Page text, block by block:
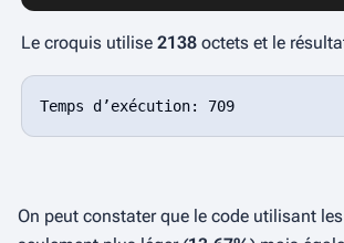
Le croquis utilise 2138 octets et le
On peut constater que le code utilisant